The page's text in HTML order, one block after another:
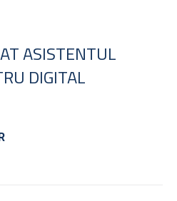
ASISTENTUL
DIGITAL